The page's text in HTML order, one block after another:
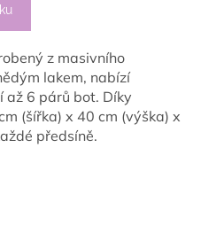
z masivního
lakem, nabízí
až 6 párů bot. Díky
(šířka) x 40 cm (výška) x
předsíně.